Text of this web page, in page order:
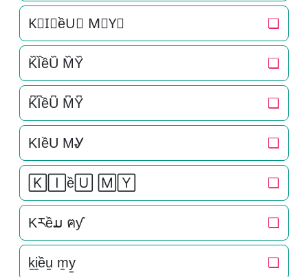
K⃘I⃘ềU⃘ M⃘Y⃘ ❏
K᷈I᷈ềU᷈ M᷈Y᷈ ❏
K͆I͆ềU͆ M͆Y͆ ❏
KIềU MᎽ ❏
🄺🄸ề🅄 🄼🅈 ❏
Kརềມ ฅƴ ❏
k̠i̠ều̠ m̠y̠ ❏